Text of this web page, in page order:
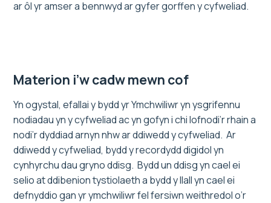
ar ôl yr amser a bennwyd ar gyfer gorffen y cyfweliad.
Materion i’w cadw mewn cof
Yn ogystal, efallai y bydd yr Ymchwiliwr yn ysgrifennu
nodiadau yn y cyfweliad ac yn gofyn i chi lofnodi’r rhain a
nodi’r dyddiad arnyn nhw ar ddiwedd y cyfweliad. Ar
ddiwedd y cyfweliad, bydd y recordydd digidol yn
cynhyrchu dau gryno ddisg. Bydd un ddisg yn cael ei
selio at ddibenion tystiolaeth a bydd y llall yn cael ei
defnyddio gan yr ymchwiliwr fel fersiwn weithredol o’r